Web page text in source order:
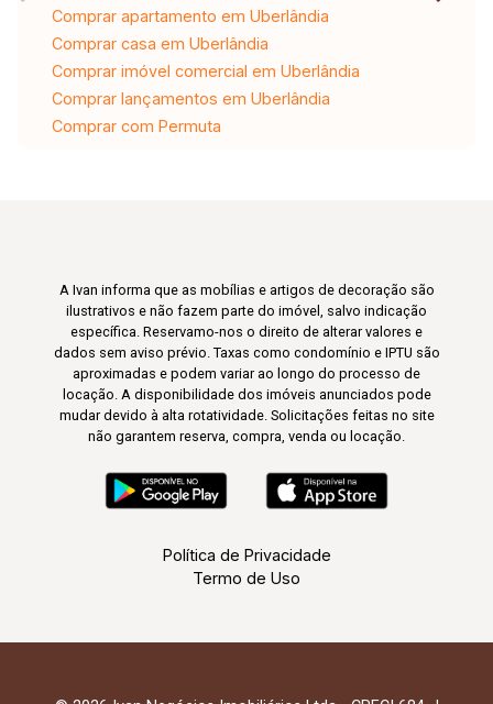
Comprar apartamento em Uberlândia
Comprar casa em Uberlândia
Comprar imóvel comercial em Uberlândia
Comprar lançamentos em Uberlândia
Comprar com Permuta
A Ivan informa que as mobílias e artigos de decoração são
ilustrativos e não fazem parte do imóvel, salvo indicação
específica. Reservamo-nos o direito de alterar valores e
dados sem aviso prévio. Taxas como condomínio e IPTU são
aproximadas e podem variar ao longo do processo de
locação. A disponibilidade dos imóveis anunciados pode
mudar devido à alta rotatividade. Solicitações feitas no site
não garantem reserva, compra, venda ou locação.
Política de Privacidade
Termo de Uso